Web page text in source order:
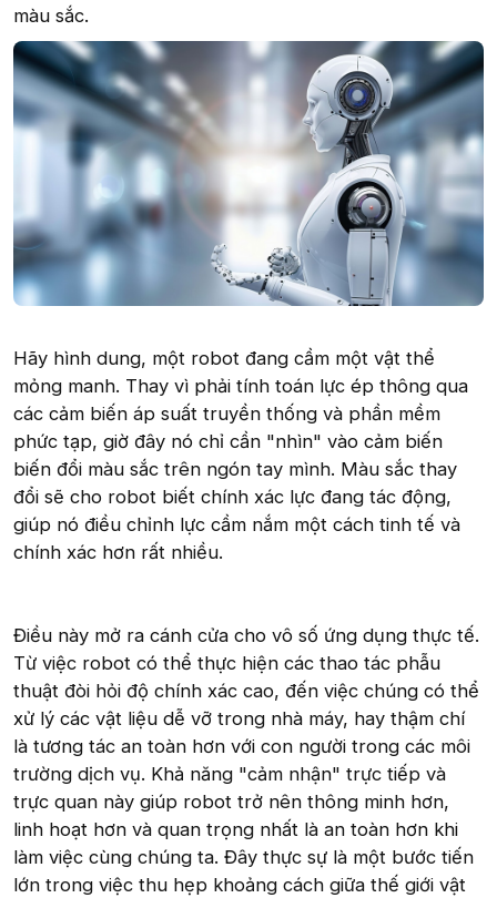
màu sắc.
Hãy hình dung, một robot đang cầm một vật thể
mỏng manh. Thay vì phải tính toán lực ép thông qua
các cảm biến áp suất truyền thống và phần mềm
phức tạp, giờ đây nó chỉ cần "nhìn" vào cảm biến
biến đổi màu sắc trên ngón tay mình. Màu sắc thay
đổi sẽ cho robot biết chính xác lực đang tác động,
giúp nó điều chỉnh lực cầm nắm một cách tinh tế và
chính xác hơn rất nhiều.
Điều này mở ra cánh cửa cho vô số ứng dụng thực tế.
Từ việc robot có thể thực hiện các thao tác phẫu
thuật đòi hỏi độ chính xác cao, đến việc chúng có thể
xử lý các vật liệu dễ vỡ trong nhà máy, hay thậm chí
là tương tác an toàn hơn với con người trong các môi
trường dịch vụ. Khả năng "cảm nhận" trực tiếp và
trực quan này giúp robot trở nên thông minh hơn,
linh hoạt hơn và quan trọng nhất là an toàn hơn khi
làm việc cùng chúng ta. Đây thực sự là một bước tiến
lớn trong việc thu hẹp khoảng cách giữa thế giới vật